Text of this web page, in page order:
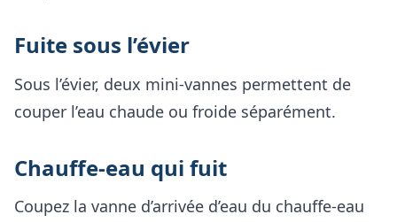
Fuite sous l’évier
Sous l’évier, deux mini-vannes permettent de
couper l’eau chaude ou froide séparément.
Chauffe-eau qui fuit
Coupez la vanne d’arrivée d’eau du chauffe-eau